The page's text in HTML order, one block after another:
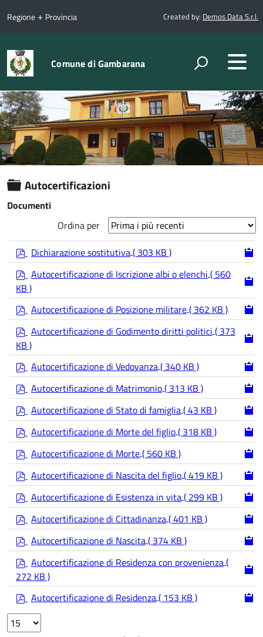
Regione + Provincia Created by: Demos Data S.r.l.
Comune di Gambarana
Cartella
Autocertificazioni
Documenti
Ordina per
d
Dichiarazione sostitutiva( 303 KB )
d
f
Autocertificazione di Iscrizione albi o elenchi ( 560
KB )
d
Autocertificazione di Posizione militare( 362 KB )
d
f
Autocertificazione di Godimento diritti politici ( 373
KB )
d
Autocertificazione di Vedovanza( 340 KB )
d
Autocertificazione di Matrimonio( 313 KB )
d
Autocertificazione di Stato di famiglia( 43 KB )
d
Autocertificazione di Morte del figlio( 318 KB )
d
Autocertificazione di Morte( 560 KB )
d
Autocertificazione di Nascita del figlio( 419 KB )
d
Autocertificazione di Esistenza in vita( 299 KB )
d
Autocertificazione di Cittadinanza( 401 KB )
d
Autocertificazione di Nascita( 374 KB )
d
f
Autocertificazione di Residenza con provenienza(
272 KB )
d
f
Autocertificazione di Residenza( 153 KB )
Select
the